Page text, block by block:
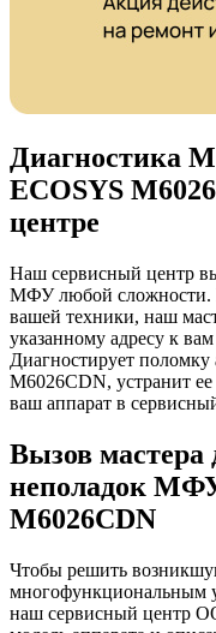
Диагностика
ECOSYS
центре
Наш сервисный центр
МФУ любой сложности.
вашей техники, наш
указанному адресу к
Диагностирует
M6026CDN, устранит
ваш аппарат в
Вызов мастера
неполадок
M6026CDN
Чтобы решить
многофункциональным
наш сервисный центр